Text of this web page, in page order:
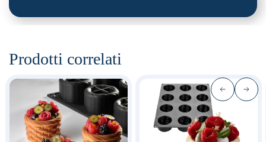
Prodotti correlati